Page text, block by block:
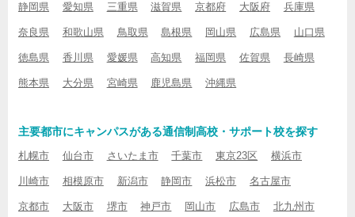
静岡県 愛知県 三重県 滋賀県 京都府 大阪府 兵庫県
奈良県 和歌山県 鳥取県 島根県 岡山県 広島県 山口県
徳島県 香川県 愛媛県 高知県 福岡県 佐賀県 長崎県
熊本県 大分県 宮崎県 鹿児島県 沖縄県
主要都市にキャンパスがある通信制高校・サポート校を探す
札幌市 仙台市 さいたま市 千葉市 東京23区 横浜市
川崎市 相模原市 新潟市 静岡市 浜松市 名古屋市
京都市 大阪市 堺市 神戸市 岡山市 広島市 北九州市